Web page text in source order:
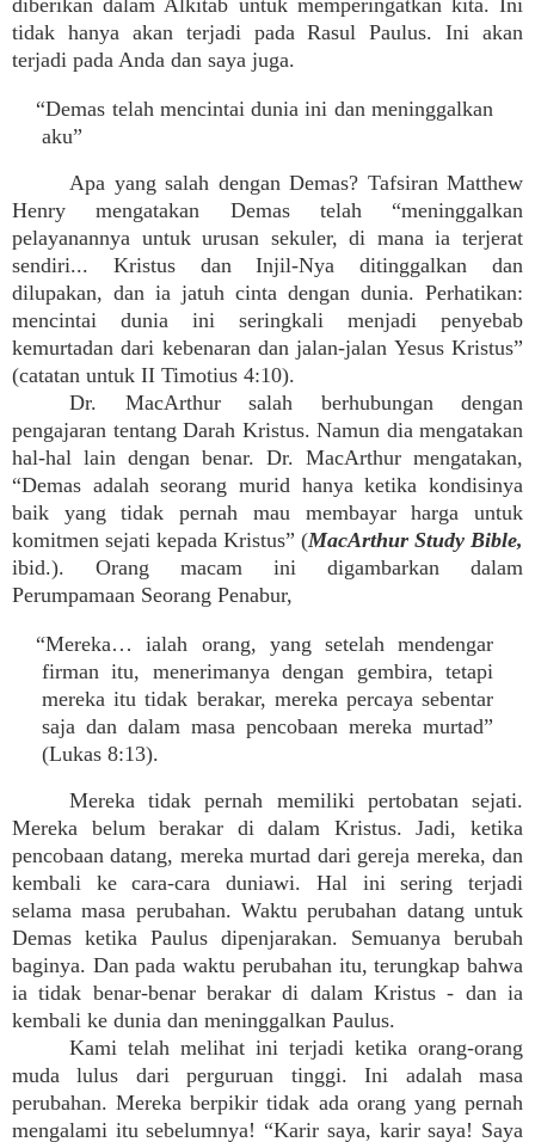
diberikan dalam Alkitab untuk memperingatkan kita. Ini
tidak hanya akan terjadi pada Rasul Paulus. Ini akan
terjadi pada Anda dan saya juga.
“Demas telah mencintai dunia ini dan meninggalkan
aku”
Apa yang salah dengan Demas? Tafsiran Matthew
Henry mengatakan Demas telah “meninggalkan
pelayanannya untuk urusan sekuler, di mana ia terjerat
sendiri... Kristus dan Injil-Nya ditinggalkan dan
dilupakan, dan ia jatuh cinta dengan dunia. Perhatikan:
mencintai dunia ini seringkali menjadi penyebab
kemurtadan dari kebenaran dan jalan-jalan Yesus Kristus”
(catatan untuk II Timotius 4:10).
Dr. MacArthur salah berhubungan dengan
pengajaran tentang Darah Kristus. Namun dia mengatakan
hal-hal lain dengan benar. Dr. MacArthur mengatakan,
“Demas adalah seorang murid hanya ketika kondisinya
baik yang tidak pernah mau membayar harga untuk
komitmen sejati kepada Kristus” (MacArthur Study Bible,
ibid.). Orang macam ini digambarkan dalam
Perumpamaan Seorang Penabur,
“Mereka… ialah orang, yang setelah mendengar
firman itu, menerimanya dengan gembira, tetapi
mereka itu tidak berakar, mereka percaya sebentar
saja dan dalam masa pencobaan mereka murtad”
(Lukas 8:13).
Mereka tidak pernah memiliki pertobatan sejati.
Mereka belum berakar di dalam Kristus. Jadi, ketika
pencobaan datang, mereka murtad dari gereja mereka, dan
kembali ke cara-cara duniawi. Hal ini sering terjadi
selama masa perubahan. Waktu perubahan datang untuk
Demas ketika Paulus dipenjarakan. Semuanya berubah
baginya. Dan pada waktu perubahan itu, terungkap bahwa
ia tidak benar-benar berakar di dalam Kristus - dan ia
kembali ke dunia dan meninggalkan Paulus.
Kami telah melihat ini terjadi ketika orang-orang
muda lulus dari perguruan tinggi. Ini adalah masa
perubahan. Mereka berpikir tidak ada orang yang pernah
mengalami itu sebelumnya! “Karir saya, karir saya! Saya